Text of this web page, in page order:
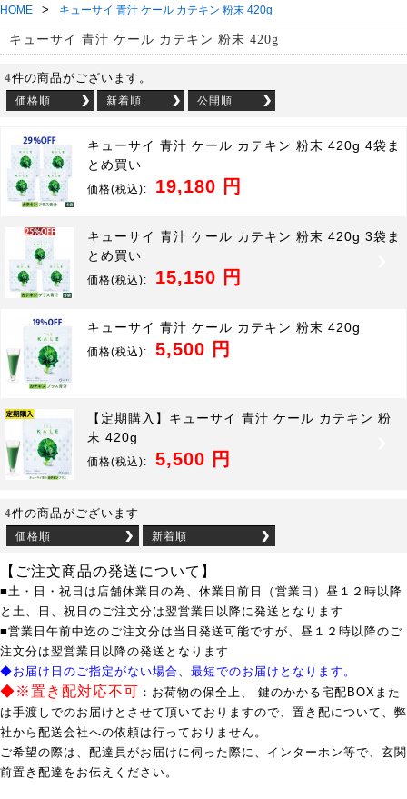
HOME > キューサイ 青汁 ケール カテキン 粉末 420g
キューサイ 青汁 ケール カテキン 粉末 420g
4件の商品がございます。
価格順 新着順 公開順
キューサイ 青汁 ケール カテキン 粉末 420g 4袋ま
とめ買い
価格(税込): 19,180 円
キューサイ 青汁 ケール カテキン 粉末 420g 3袋ま
とめ買い
価格(税込): 15,150 円
キューサイ 青汁 ケール カテキン 粉末 420g
価格(税込): 5,500 円
【定期購入】キューサイ 青汁 ケール カテキン 粉
末 420g
価格(税込): 5,500 円
4件の商品がございます
価格順 新着順
【ご注文商品の発送について】
■土・日・祝日は店舗休業日の為、休業日前日（営業日）昼１２時以降
と土、日、祝日のご注文分は翌営業日以降に発送となります
■営業日午前中迄のご注文分は当日発送可能ですが、昼１２時以降のご
注文分は翌営業日以降の発送となります
◆お届け日のご指定がない場合、最短でのお届けとなります。
◆※置き配対応不可 ：お荷物の保全上、 鍵のかかる宅配BOXまた
は手渡しでのお届けとさせて頂いておりますので、置き配について、弊
社から配送会社への依頼は行っておりません。
ご希望の際は、配達員がお届けに伺った際に、インターホン等で、玄関
前置き配達をお伝えください。